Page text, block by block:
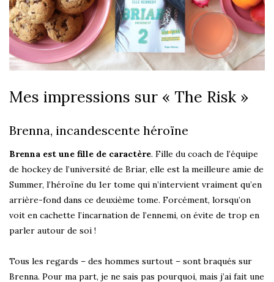
Mes impressions sur « The Risk »
Brenna, incandescente héroïne
Brenna est une fille de caractère. Fille du coach de l’équipe
de hockey de l’université de Briar, elle est la meilleure amie de
Summer, l’héroïne du 1er tome qui n’intervient vraiment qu’en
arrière-fond dans ce deuxième tome. Forcément, lorsqu’on
voit en cachette l’incarnation de l’ennemi, on évite de trop en
parler autour de soi !
Tous les regards – des hommes surtout – sont braqués sur
Brenna. Pour ma part, je ne sais pas pourquoi, mais j’ai fait une